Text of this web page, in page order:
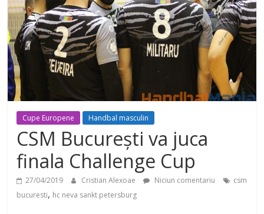
Cupe Europene Handbal masculin
CSM București va juca
finala Challenge Cup
27/04/2019 Cristian Alexoae Niciun comentariu
csm
bucuresti, hc neva sankt petersburg